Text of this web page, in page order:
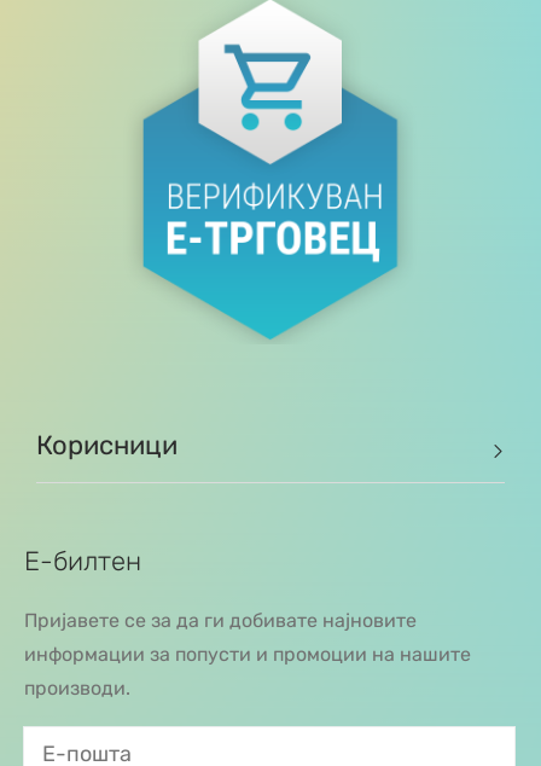
Корисници
Е-билтен
Пријавете се за да ги добивате најновите
информации за попусти и промоции на нашите
производи.